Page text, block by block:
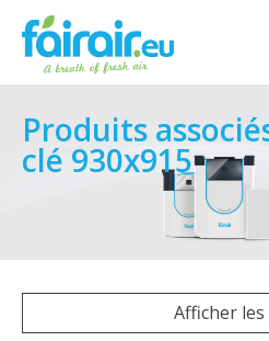
Produits
clé 930x915
Afficher